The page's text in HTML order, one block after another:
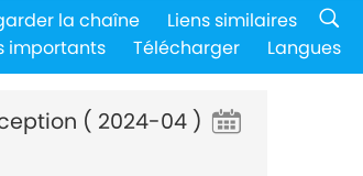
la chaîne
Liens similaires
importants Télécharger Langues
( 2024-04 )
d'exception
2024-04-242738Vues
Nouvelles